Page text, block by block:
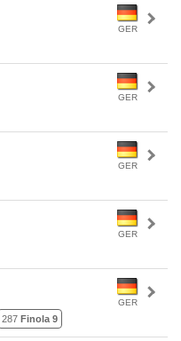
GER
GER
GER
GER
GER
287 Finola 9